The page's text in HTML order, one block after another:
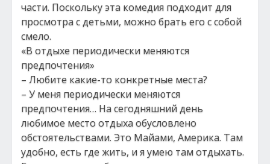
части. Поскольку эта комедия подходит для
просмотра с детьми, можно брать его с собой
смело.
«В отдыхе периодически меняются
предпочтения»
– Любите какие-то конкретные места?
– У меня периодически меняются
предпочтения… На сегодняшний день
любимое место отдыха обусловлено
обстоятельствами. Это Майами, Америка. Там
удобно, есть где жить, и я умею там отдыхать.